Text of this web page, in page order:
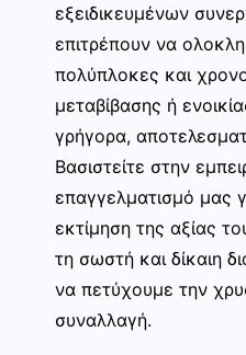
εξειδικευμένων
επιτρέπουν να
πολύπλοκες και
μεταβίβασης ή
γρήγορα,
Βασιστείτε στην
επαγγελματισμό μας
εκτίμηση της αξίας
τη σωστή και δίκαιη
να πετύχουμε την
συναλλαγή.